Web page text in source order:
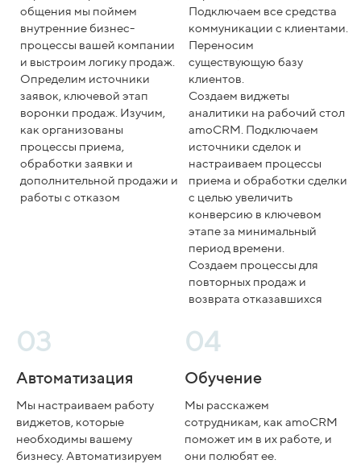
общения мы поймем
внутренние бизнес-
процессы вашей компании
и выстроим логику продаж.
Определим источники
заявок, ключевой этап
воронки продаж. Изучим,
как организованы
процессы приема,
обработки заявки и
дополнительной продажи и
работы с отказом
Подключаем все средства
коммуникации с клиентами.
Переносим
существующую базу
клиентов.
Создаем виджеты
аналитики на рабочий стол
amoCRM. Подключаем
источники сделок и
настраиваем процессы
приема и обработки сделки
с целью увеличить
конверсию в ключевом
этапе за минимальный
период времени.
Создаем процессы для
повторных продаж и
возврата отказавшихся
03
Автоматизация
Мы настраиваем работу
виджетов, которые
необходимы вашему
бизнесу. Автоматизируем
04
Обучение
Мы расскажем
сотрудникам, как amoCRM
поможет им в их работе, и
они полюбят ее.